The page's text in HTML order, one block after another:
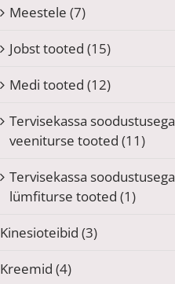
Meestele (7)
Jobst tooted (15)
Medi tooted (12)
Tervisekassa soodustusega
veeniturse tooted (11)
Tervisekassa soodustusega
lümfiturse tooted (1)
Kinesioteibid (3)
Kreemid (4)